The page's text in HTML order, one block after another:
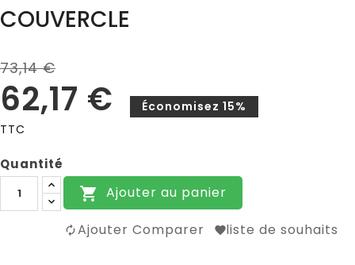
COUVERCLE
73,14 €
62,17 €
Économisez 15%
TTC
Quantité
 Ajouter au panier
Ajouter Comparer liste de souhaits